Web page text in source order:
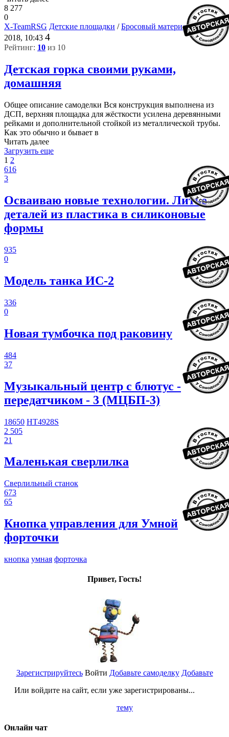
8 277
0
X-TeamRSG Детские площадки /Бросовый материал 18-05-
2018, 10:43 4
Рейтинг: 10 из 10
Детская горка своими руками,
домашняя
Общее описание самоделки Вся конструкция выполнена из
ДСП, верхняя площадка для жёсткости усилена деревянными
рейками и дополнительной стойкой из металлической трубы.
Как это обычно и бывает в
Читать далее
Загрузить еще
1 2
616
3
Осваиваю новые технологии. Литье
деталей из пластика в силиконовые
формы
935
0
Модель танка ИС-2
336
0
Новая тумбочка под раковину
484
37
Музыкальный центр с блютус -
передатчиком - 3 (МЦБП-3)
18650 HT4928S
2 505
21
Маленькая сверлилка
Сверлильный станок
673
65
Кнопка управления для Умной
форточки
кнопка умная форточка
Привет, Гость!
Зарегистрируйтесь
Или войдите на сайт, если уже зарегистрированы...
Войти Добавьте самоделку Добавьте
тему
Онлайн чат